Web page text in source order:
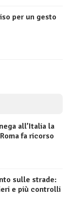
per un gesto
all’Italia la
fa ricorso
sulle strade:
e più controlli